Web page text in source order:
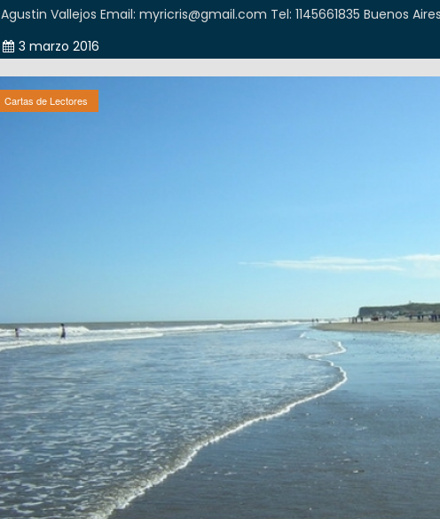
Agustin Vallejos Email: myricris@gmail.com Tel: 1145661835 Buenos
3 marzo 2016
Cartas de Lectores